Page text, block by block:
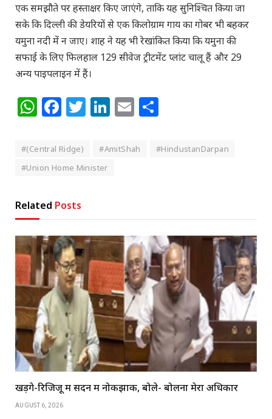
एक समझौते पर हस्ताक्षर किए जाएंगे, ताकि यह सुनिश्चित किया जा
सके कि दिल्ली की डेयरियों से एक किलोग्राम गाय का गोबर भी बहकर
यमुना नदी में न जाए। शाह ने यह भी रेखांकित किया कि यमुना की
सफाई के लिए फिलहाल 129 सीवेज ट्रीटमेंट प्लांट चालू हैं और 29
अन्य पाइपलाइन में हैं।
WhatsApp
Facebook
Twitter
LinkedIn
Email
#(Central Ridge) #AmitShah
#HindustanDarpan
#Union Home Minister
Related Posts
खड़गे-रिजिजू में सदन में नोकझोंक, बोले- बोलना मेरा अधिकार
AUGUST 6, 2026